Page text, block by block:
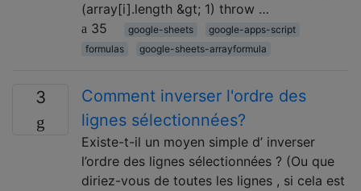
(array[i].length &gt; 1) throw …
35
google-sheets
google-apps-script
formulas
google-sheets-arrayformula
3
Comment inverser l'ordre des
lignes sélectionnées?
Existe-t-il un moyen simple d’ inverser
l’ordre des lignes sélectionnées ? (Ou que
diriez-vous de toutes les lignes , si cela est